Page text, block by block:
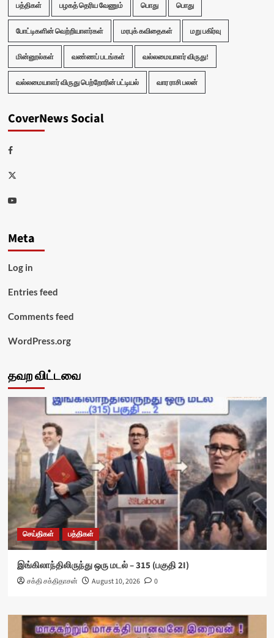
பத்திகள் பழகத் தெரிய வேணும் பொது பொது
போட்டிகளின் வெற்றியாளர்கள் மரபுக் கவிதைகள் மறு பகிர்வு
மின்னூல்கள் வண்ணப் படங்கள் வல்லமையாளர் விருது!
வல்லமையாளர் விருது பெற்றோரின் பட்டியல் வார ராசி பலன்
CoverNews Social
Facebook
Twitter
Youtube
Meta
Log in
Entries feed
Comments feed
WordPress.org
தவற விட்டவை
செய்திகள் பத்திகள்
இங்கிலாந்திலிருந்து ஒரு மடல் – 315 (பகுதி 2I)
சக்தி சக்திதாசன் August 10, 2026 0